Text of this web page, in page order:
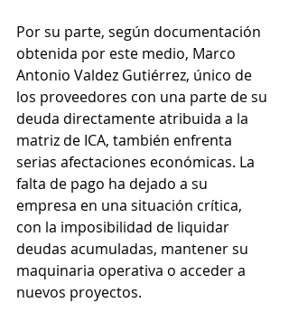
Por su parte, según documentación
obtenida por este medio, Marco
Antonio Valdez Gutiérrez, único de
los proveedores con una parte de su
deuda directamente atribuida a la
matriz de ICA, también enfrenta
serias afectaciones económicas. La
falta de pago ha dejado a su
empresa en una situación crítica,
con la imposibilidad de liquidar
deudas acumuladas, mantener su
maquinaria operativa o acceder a
nuevos proyectos.